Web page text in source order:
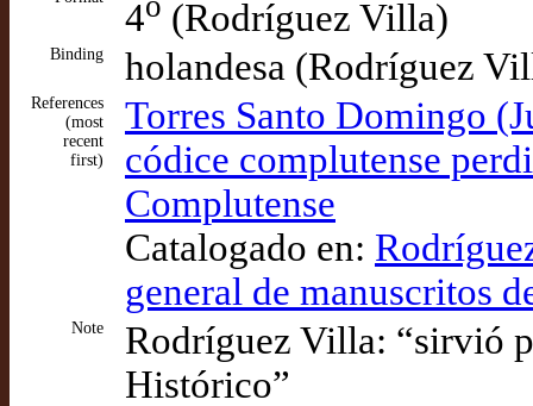
4 (Rodríguez Villa)
Binding holandesa (Rodríguez
References
(most
recent
first)
Torres Santo Domingo
códice complutense
Complutense
Catalogado en:
general de manuscritos
Note
Rodríguez Villa: “sirvió
Histórico”